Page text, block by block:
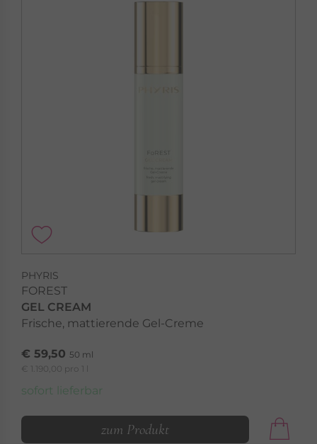
PHYRIS
FOREST
GEL CREAM
Frische, mattierende Gel-Creme
€ 59,50 50 ml
€ 1.190,00 pro 1 l
sofort lieferbar
zum Produkt